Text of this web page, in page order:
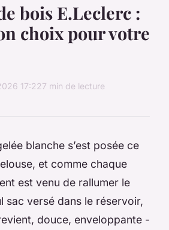
bois E.Leclerc :
choix pour votre
17:227 min de lecture
blanche s’est posée ce
et comme chaque
est venu de rallumer le
sac versé dans le réservoir,
douce, enveloppante -